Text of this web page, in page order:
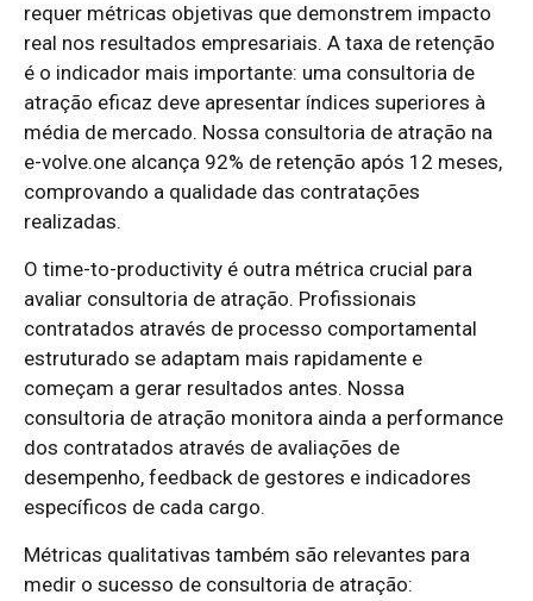
requer métricas objetivas que demonstrem impacto
real nos resultados empresariais. A taxa de retenção
é o indicador mais importante: uma consultoria de
atração eficaz deve apresentar índices superiores à
média de mercado. Nossa consultoria de atração na
e-volve.one alcança 92% de retenção após 12 meses,
comprovando a qualidade das contratações
realizadas.
O time-to-productivity é outra métrica crucial para
avaliar consultoria de atração. Profissionais
contratados através de processo comportamental
estruturado se adaptam mais rapidamente e
começam a gerar resultados antes. Nossa
consultoria de atração monitora ainda a performance
dos contratados através de avaliações de
desempenho, feedback de gestores e indicadores
específicos de cada cargo.
Métricas qualitativas também são relevantes para
medir o sucesso de consultoria de atração: